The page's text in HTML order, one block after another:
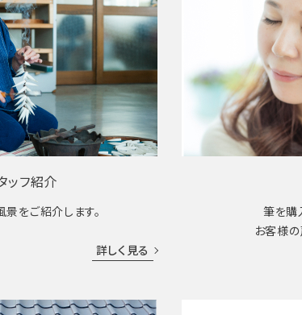
ッフ紹介
をご紹介します。
詳しく見る
筆を購
お客様の